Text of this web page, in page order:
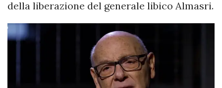
della liberazione del generale libico Almasri.